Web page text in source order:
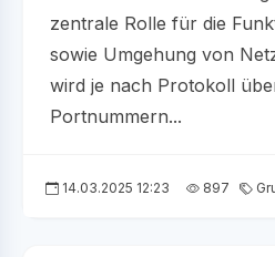
zentrale Rolle für die
sowie Umgehung von
wird je nach Protokoll
Portnummern...
14.03.2025 12:23 897